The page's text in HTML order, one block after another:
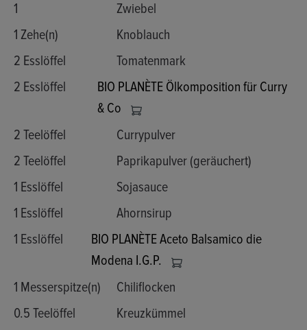
1
Zwiebel
1 Zehe(n)
Knoblauch
2 Esslöffel
Tomatenmark
2 Esslöffel
BIO PLANÈTE Ölkomposition für Curry
& Co
2 Teelöffel
Currypulver
2 Teelöffel
Paprikapulver (geräuchert)
1 Esslöffel
Sojasauce
1 Esslöffel
Ahornsirup
1 Esslöffel
BIO PLANÈTE Aceto Balsamico die
Modena I.G.P.
1 Messerspitze(n)
Chiliflocken
0.5 Teelöffel
Kreuzkümmel